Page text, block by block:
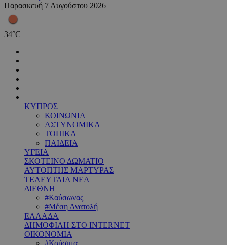
Παρασκευή 7 Αυγούστου 2026
34°C
ΚΥΠΡΟΣ
ΚΟΙΝΩΝΙΑ
ΑΣΤΥΝΟΜΙΚΑ
ΤΟΠΙΚΑ
ΠΑΙΔΕΙΑ
ΥΓΕΙΑ
ΣΚΟΤΕΙΝΟ ΔΩΜΑΤΙΟ
ΑΥΤΟΠΤΗΣ ΜΑΡΤΥΡΑΣ
ΤΕΛΕΥΤΑΙΑ ΝΕΑ
ΔΙΕΘΝΗ
#Καύσωνας
#Μέση Ανατολή
ΕΛΛΑΔΑ
ΔΗΜΟΦΙΛΗ ΣΤΟ INTERNET
ΟΙΚΟΝΟΜΙΑ